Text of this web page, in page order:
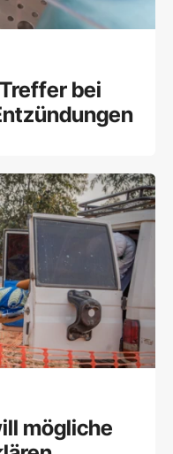
bei
mögliche